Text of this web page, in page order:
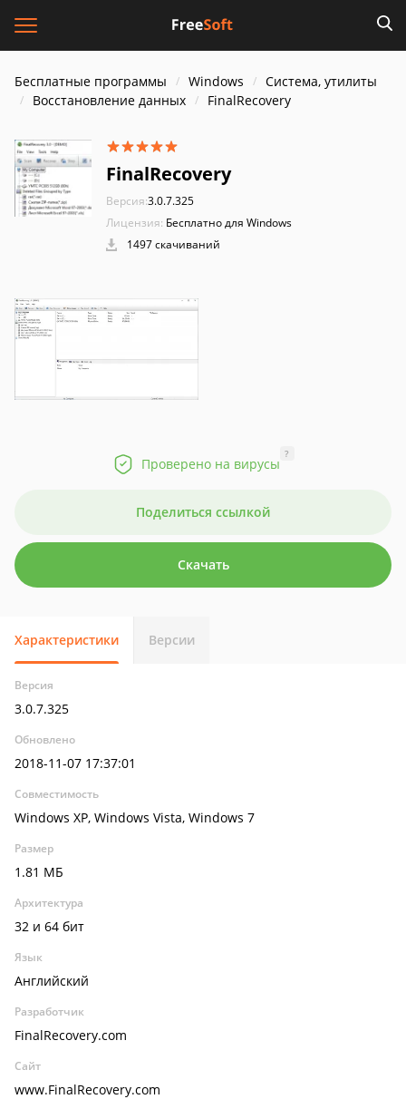
Бесплатные программы Windows
Система, утилиты
Восстановление данных
FinalRecovery
FinalRecovery
Версия:3.0.7.325
Лицензия: Бесплатно для Windows
1497 скачиваний
Проверено на вирусы
?
Поделиться ссылкой
Скачать
Характеристики Версии
Версия
3.0.7.325
Обновлено
2018-11-07 17:37:01
Совместимость
Windows XP, Windows Vista, Windows 7
Размер
1.81 МБ
Архитектура
32 и 64 бит
Язык
Английский
Разработчик
FinalRecovery.com
Сайт
www.FinalRecovery.com